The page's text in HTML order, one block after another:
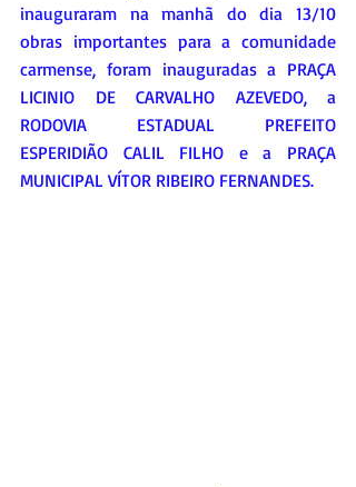
inauguraram na manhã do dia 13/10
obras importantes para a comunidade
carmense, foram inauguradas a PRAÇA
LICINIO DE CARVALHO AZEVEDO, a
RODOVIA ESTADUAL PREFEITO
ESPERIDIÃO CALIL FILHO e a PRAÇA
MUNICIPAL VÍTOR RIBEIRO FERNANDES.